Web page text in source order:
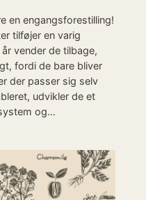
en engangsforestilling!
tilføjer en varig
vender de tilbage,
fordi de bare bliver
der passer sig selv
udvikler de et
og…